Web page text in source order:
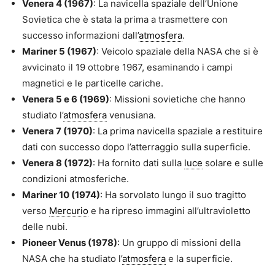
Venera 4 (1967): La navicella spaziale dell’Unione
Sovietica che è stata la prima a trasmettere con
successo informazioni dall’atmosfera.
Mariner 5 (1967): Veicolo spaziale della NASA che si è
avvicinato il 19 ottobre 1967, esaminando i campi
magnetici e le particelle cariche.
Venera 5 e 6 (1969): Missioni sovietiche che hanno
studiato l’atmosfera venusiana.
Venera 7 (1970): La prima navicella spaziale a restituire
dati con successo dopo l’atterraggio sulla superficie.
Venera 8 (1972): Ha fornito dati sulla luce solare e sulle
condizioni atmosferiche.
Mariner 10 (1974): Ha sorvolato lungo il suo tragitto
verso Mercurio e ha ripreso immagini all’ultravioletto
delle nubi.
Pioneer Venus (1978): Un gruppo di missioni della
NASA che ha studiato l’atmosfera e la superficie.